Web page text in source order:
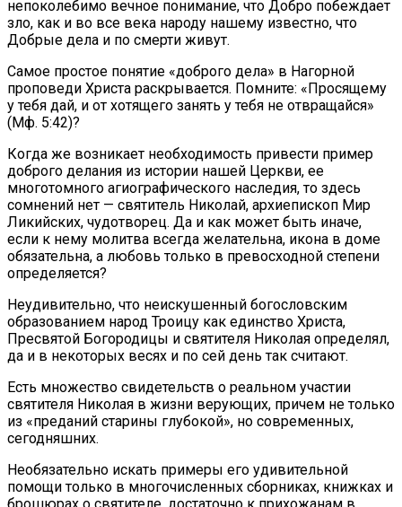
непоколебимо вечное понимание, что Добро побеж­дает
зло, как и во все века народу нашему известно, что
Добрые дела и по смерти живут.
Самое простое понятие «доброго дела» в На­горной
проповеди Христа раскрывается. Помните: «Просящему
у тебя дай, и от хотящего занять у тебя не отвращайся»
(Мф. 5:42)?
Когда же возникает необходимость привести пример
доброго делания из истории нашей Церк­ви, ее
многотомного агиографического наследия, то здесь
сомнений нет — святитель Николай, архиепи­скоп Мир
Ликийских, чудотворец. Да и как может быть иначе,
если к нему молитва всегда желательна, икона в доме
обязательна, а любовь только в превос­ходной степени
определяется?
Неудивительно, что неискушенный богословским
образованием народ Троицу как единство Христа,
Пресвятой Богородицы и святителя Николая опреде­лял,
да и в некоторых весях и по сей день так считают.
Есть множество свидетельств о реальном уча­стии
святителя Николая в жизни верующих, при­чем не только
из «преданий старины глубокой», но современных,
сегодняшних.
Необязательно искать примеры его удивитель­ной
помощи только в многочисленных сборниках, книжках и